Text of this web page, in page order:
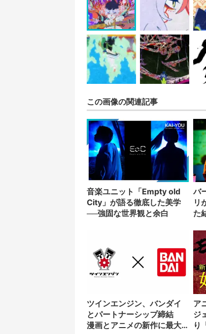
この画像の関連記事
音楽ユニット「Empty old
City」が語る徹底した美学
──強固な世界観と余白
バ
リ
た
ツインエンジン、バンダイ
とパートナーシップ締結
漫画とアニメの新作に最大
ア
ジ
り